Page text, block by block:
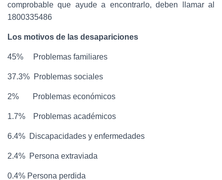
comprobable que ayude a encontrarlo, deben llamar al
1800335486
Los motivos de las desapariciones
45% Problemas familiares
37.3% Problemas sociales
2% Problemas económicos
1.7% Problemas académicos
6.4% Discapacidades y enfermedades
2.4% Persona extraviada
0.4% Persona perdida